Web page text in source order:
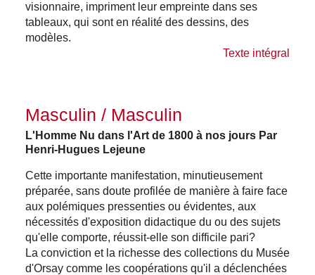
visionnaire, impriment leur empreinte dans ses
tableaux, qui sont en réalité des dessins, des
modèles.
Texte intégral
Masculin / Masculin
L'Homme Nu dans l'Art de 1800 à nos jours Par
Henri-Hugues Lejeune
Cette importante manifestation, minutieusement
préparée, sans doute profilée de manière à faire face
aux polémiques pressenties ou évidentes, aux
nécessités d'exposition didactique du ou des sujets
qu'elle comporte, réussit-elle son difficile pari?
La conviction et la richesse des collections du Musée
d'Orsay comme les coopérations qu'il a déclenchées